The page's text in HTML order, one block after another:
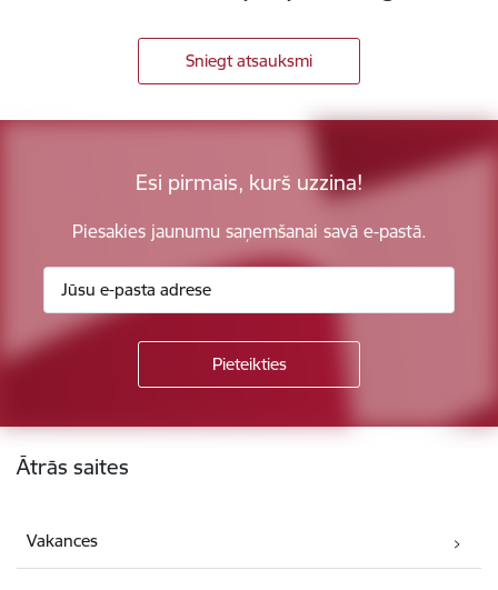
Sniegt atsauksmi
Esi pirmais, kurš uzzina!
Piesakies jaunumu saņemšanai savā e-pastā.
Kājene
Ātrās saites
Vakances